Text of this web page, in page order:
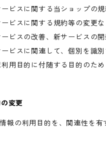
ービスに関する当ショップの
ービスに関する規約等の変更
ービスの改善、新サービスの
ービスに関連して、個別を識
利用目的に付随する目的のため
変更
報の利用目的を、関連性を